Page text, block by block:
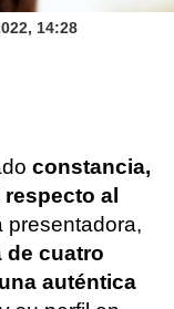
14:28
constancia,
al
presentadora,
de cuatro
una auténtica